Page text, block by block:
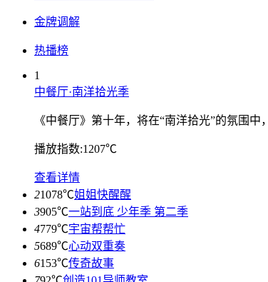
金牌调解
热播榜
1
中餐厅·南洋拾光季
《中餐厅》第十年，将在“南洋拾光”的氛围中
播放指数:1207℃
查看详情
21078℃姐姐快醒醒
3905℃一站到底 少年季 第二季
4779℃宇宙帮帮忙
5689℃心动双重奏
6153℃传奇故事